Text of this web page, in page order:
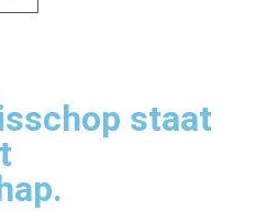
staat